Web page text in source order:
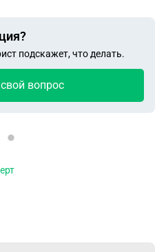
подскажет, что делать.
вопрос